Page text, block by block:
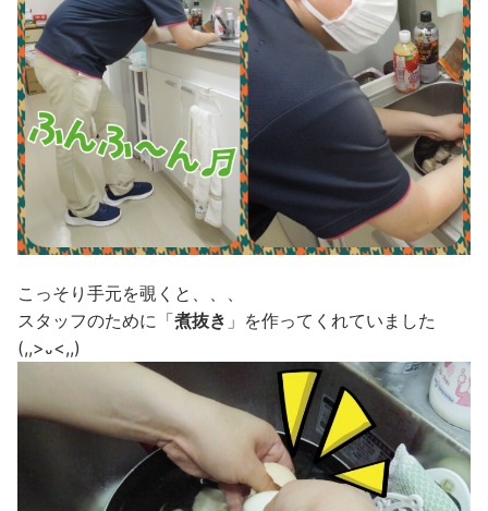
こっそり手元を覗くと、、、
スタッフのために「煮抜き 」を作ってくれていました
(,,>᎑<,,)